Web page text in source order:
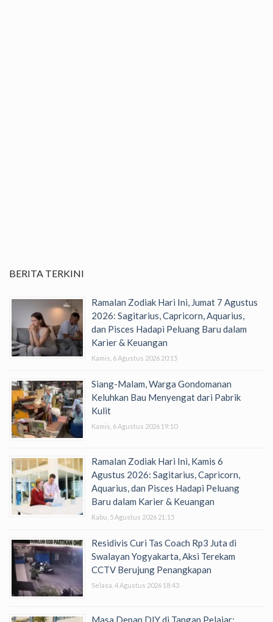
BERITA TERKINI
Ramalan Zodiak Hari Ini, Jumat 7 Agustus
2026: Sagitarius, Capricorn, Aquarius,
dan Pisces Hadapi Peluang Baru dalam
Karier & Keuangan
Kamis, 6 Agustus 2026 20:15
Siang-Malam, Warga Gondomanan
Keluhkan Bau Menyengat dari Pabrik
Kulit
Kamis, 6 Agustus 2026 19:10
Ramalan Zodiak Hari Ini, Kamis 6
Agustus 2026: Sagitarius, Capricorn,
Aquarius, dan Pisces Hadapi Peluang
Baru dalam Karier & Keuangan
Rabu, 5 Agustus 2026 21:15
Residivis Curi Tas Coach Rp3 Juta di
Swalayan Yogyakarta, Aksi Terekam
CCTV Berujung Penangkapan
Selasa, 4 Agustus 2026 18:43
Masa Depan DIY di Tangan Pelajar: